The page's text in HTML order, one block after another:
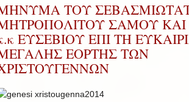
ΤΟΥ
ΣΑΜΟΥ ΚΑΙ
ΕΥΣΕΒΙΟΥ ΕΠΙ ΤΗ
ΕΟΡΤΗΣ ΤΩΝ